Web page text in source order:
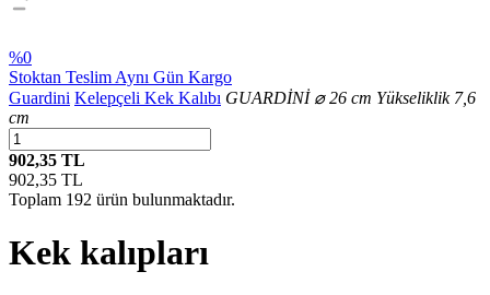
%0
Stoktan Teslim Aynı Gün Kargo
Guardini Kelepçeli Kek Kalıbı GUARDİNİ ⌀ 26 cm Yükseliklik 7,6
cm
902,35 TL
902,35 TL
Toplam 192 ürün bulunmaktadır.
Kek kalıpları